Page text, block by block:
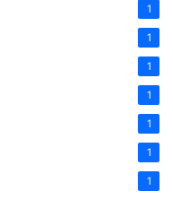
1
1
1
1
1
1
1